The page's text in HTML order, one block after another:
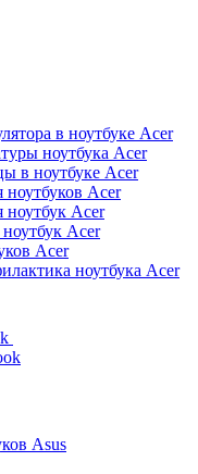
в ноутбуке Acer
ноутбука Acer
в ноутбуке Acer
Acer
ноутбук Acer
Acer
Acer
ноутбука Acer
Asus